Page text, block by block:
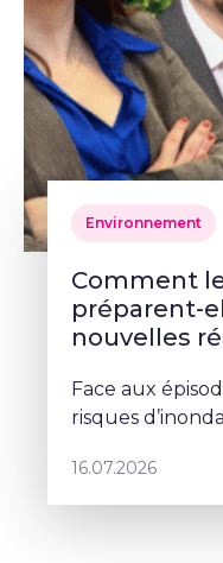
Environnement
Comment
préparent-
nouvelles
Face aux
risques
Schaerbeek,
végétalisation
16.07.2026